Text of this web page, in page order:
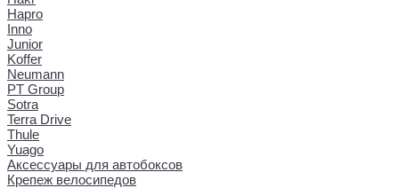
Hapro
Inno
Junior
Koffer
Neumann
PT Group
Sotra
Terra Drive
Thule
Yuago
Аксессуары для автобоксов
Крепеж велосипедов